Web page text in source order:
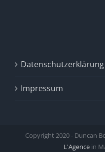
Datenschutzerklärung
Impressum
Copyright 2020 - Duncan
L'Agence in